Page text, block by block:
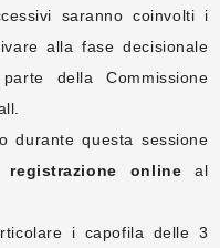
saranno coinvolti i
alla fase decisionale
della Commissione
durante questa sessione
registrazione onlineal
i capofila delle 3